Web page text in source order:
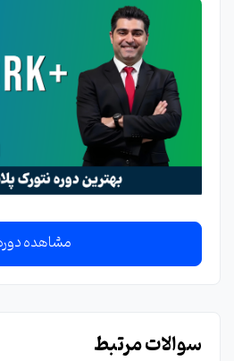
مشاهده
سوالات مرتبط